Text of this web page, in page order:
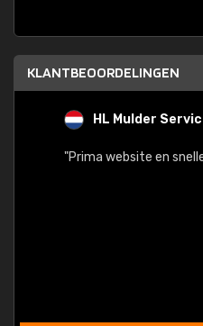
KLANTBEOORDELINGEN
HL Mulder
"Prima website en